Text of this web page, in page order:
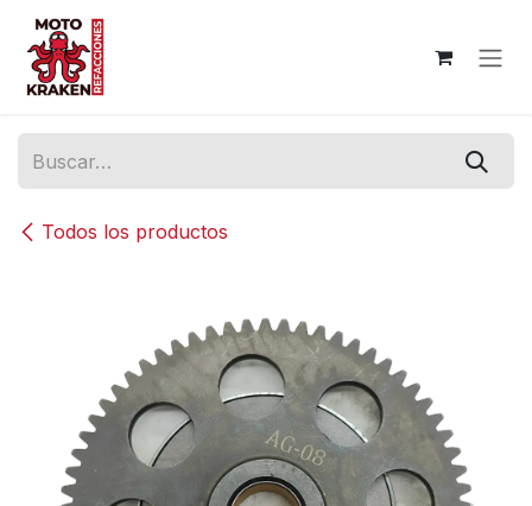
Ir al contenido
Todos los productos